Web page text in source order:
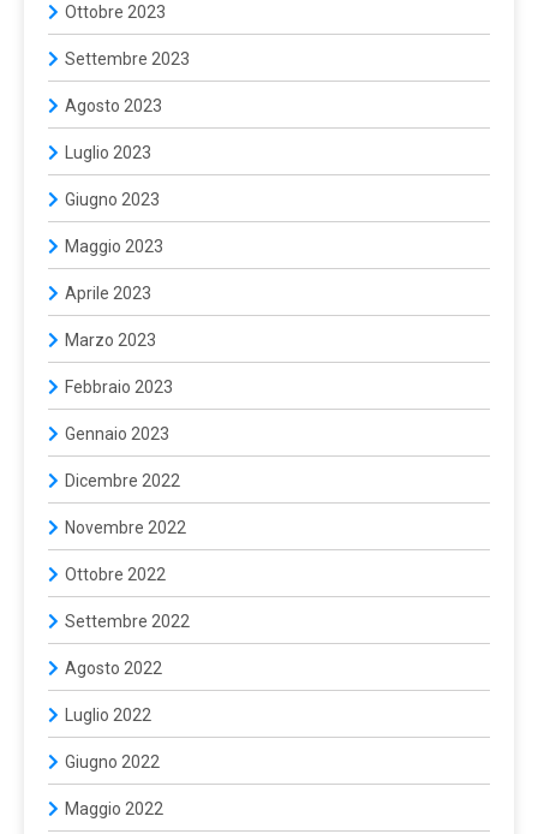
Ottobre 2023
Settembre 2023
Agosto 2023
Luglio 2023
Giugno 2023
Maggio 2023
Aprile 2023
Marzo 2023
Febbraio 2023
Gennaio 2023
Dicembre 2022
Novembre 2022
Ottobre 2022
Settembre 2022
Agosto 2022
Luglio 2022
Giugno 2022
Maggio 2022